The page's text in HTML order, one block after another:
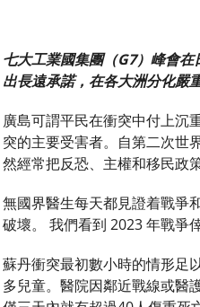
七大工業國集團（G7）峰會
出長遠承諾，在各大洲分化嚴
廣島可謂平民在衝突中付上沉
突的主要受害者。自第二次世
然經常把反恐、主權和移民政
無國界醫生每天都見證着戰爭
破壞。 我們看到 2023 年戰爭
蘇丹衝突最初數小時的情形足
多兒童。醫院因鄰近戰線或醫